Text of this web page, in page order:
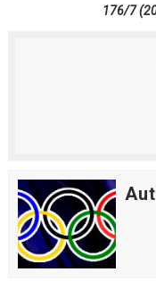
176/7